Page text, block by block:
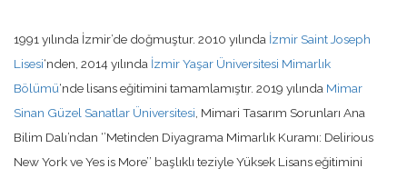
1991 yılında İzmir’de doğmuştur. 2010 yılında İzmir Saint Joseph
Lisesi‘nden, 2014 yılında İzmir Yaşar Üniversitesi Mimarlık
Bölümü‘nde lisans eğitimini tamamlamıştır. 2019 yılında Mimar
Sinan Güzel Sanatlar Üniversitesi, Mimari Tasarım Sorunları Ana
Bilim Dalı’ndan ‘’Metinden Diyagrama Mimarlık Kuramı: Delirious
New York ve Yes is More’’ başlıklı teziyle Yüksek Lisans eğitimini